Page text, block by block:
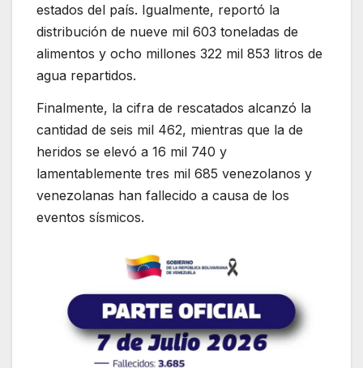
estados del país. Igualmente, reportó la
distribución de nueve mil 603 toneladas de
alimentos y ocho millones 322 mil 853 litros de
agua repartidos.
Finalmente, la cifra de rescatados alcanzó la
cantidad de seis mil 462, mientras que la de
heridos se elevó a 16 mil 740 y
lamentablemente tres mil 685 venezolanos y
venezolanas han fallecido a causa de los
eventos sísmicos.